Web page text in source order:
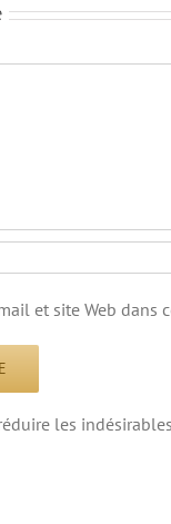
et site Web
les